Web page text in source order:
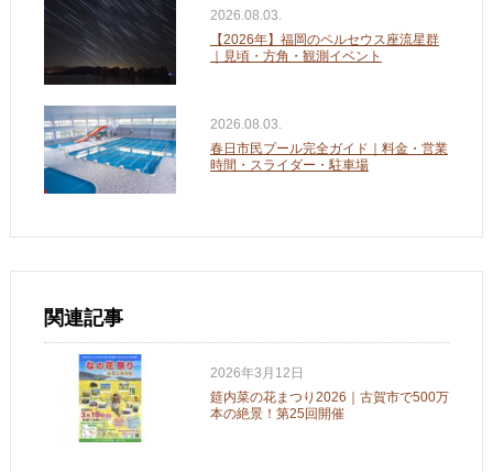
2026.08.03.
【2026年】福岡のペルセウス座流星群
｜見頃・方角・観測イベント
2026.08.03.
春日市民プール完全ガイド｜料金・営業
時間・スライダー・駐車場
関連記事
2026年3月12日
筵内菜の花まつり2026｜古賀市で500万
本の絶景！第25回開催